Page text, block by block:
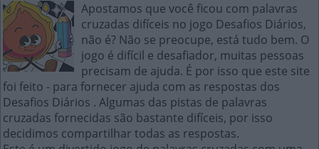
Apostamos que você ficou com palavras
cruzadas difíceis no jogo Desafios Diários,
não é? Não se preocupe, está tudo bem. O
jogo é difícil e desafiador, muitas pessoas
precisam de ajuda. É por isso que este site
foi feito - para fornecer ajuda com as respostas dos
Desafios Diários . Algumas das pistas de palavras
cruzadas fornecidas são bastante difíceis, por isso
decidimos compartilhar todas as respostas.